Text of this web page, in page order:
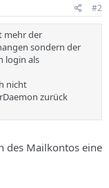
#2
mehr der
sondern der
login als
nicht
zurück
des Mailkontos eine